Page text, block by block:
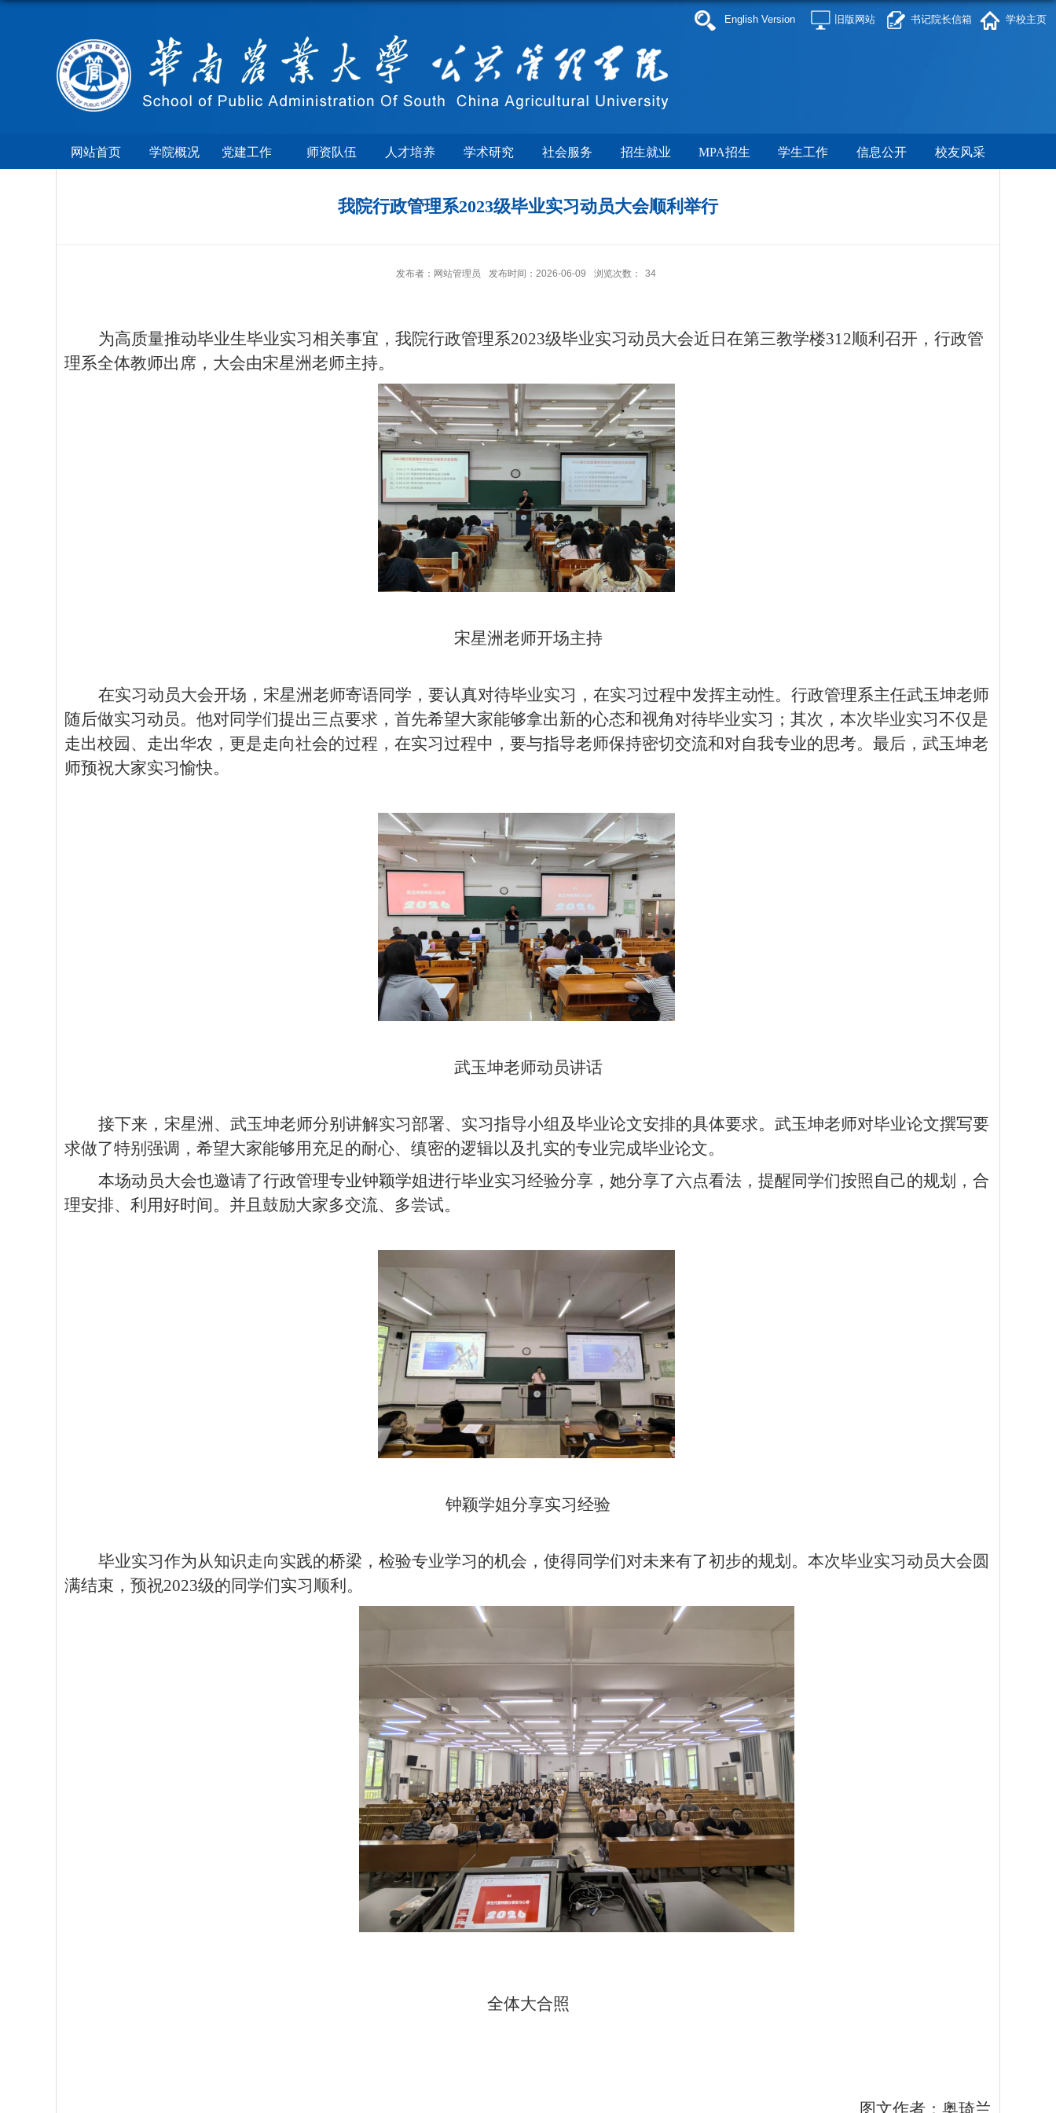
English Version 旧版网站 书记院长信箱 学校主页
网站首页 学院概况 党建工作 师资队伍 人才培养 学术研究 社会服务 招生就业 MPA招生 学生工作 信息公开 校友风采
我院行政管理系2023级毕业实习动员大会顺利举行
发布者：网站管理员 发布时间：2026-06-09 浏览次数： 34
为高质量推动毕业生毕业实习相关事宜， 我院行政管理系2023级毕业实习动员大会近日 在第三教学楼312顺利召开，行政管
理系全体教师出席， 大会由宋星洲老师主持。
宋星洲老师开场主持
在实习动员大会开场， 宋星洲老师寄语同学 ， 要认真对待毕业实习 ，在实习过程中发挥主动性。 行政管理系主任武玉坤老师
随后做实习动员。 他对同学们提出三点要求， 首先希望大家能够拿出新的心态和视角对待毕业实习 ； 其次， 本次毕业实习不仅是
走出校园 、 走出华农，更是走向社会的过程 ，在实习过程中，要与指导老师保持密切交流和对自我专业的思考。最后，武玉坤老
师预祝大家实习愉快。
武玉坤老师动员讲话
接下来， 宋星洲 、 武玉坤老师分别 讲解实习部署、 实习指导小组及毕业论文安排的具体要求。武玉坤老师对毕业论文撰写要
求做了特别强调 ，希望大家能够用充足的耐心、 缜密的逻辑以及扎实的专业完成毕业论文。
本场动员大会也邀请了行政管理专业钟颖学姐进行毕业实习经验分享，她分享了六点看法，提醒同学们按照自己的规划，合
理安排、利用好时间。并且鼓励大家多交流、多尝试。
钟颖学姐分享实习经验
毕业实习作为从知识走向实践的桥梁，检验专业学习的机会，使得同学们对未来有了初步的规划。本次毕业实习动员大会圆
满结束，预祝2023级的同学们实习顺利。
全体大合照
图文作者：奥琦兰